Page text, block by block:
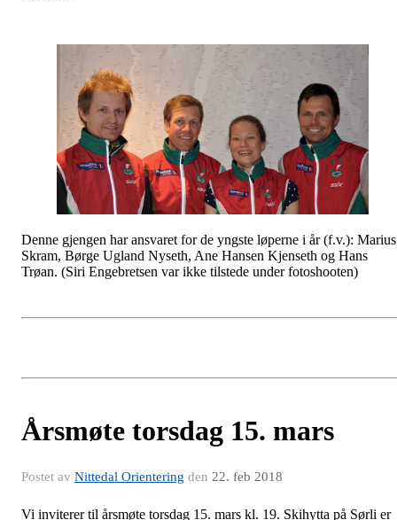
Denne gjengen har ansvaret for de yngste løperne i år (f.v.): Marius
Skram, Børge Ugland Nyseth, Ane Hansen Kjenseth og Hans
Trøan. (Siri Engebretsen var ikke tilstede under fotoshooten)
Årsmøte torsdag 15. mars
Postet av Nittedal Orientering den 22. feb 2018
Vi inviterer til årsmøte torsdag 15. mars kl. 19. Skihytta på Sørli er